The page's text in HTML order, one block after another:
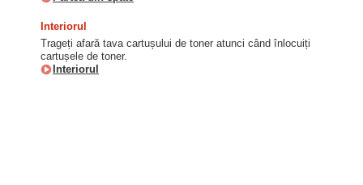
Interiorul
Trageți afară tava cartușului de toner atunci când înlocuiți
cartușele de toner.
Interiorul